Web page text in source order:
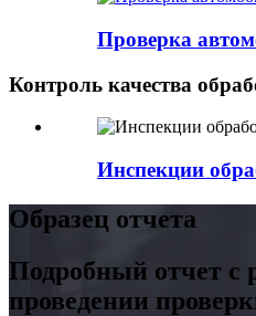
Проверка
Контроль качества
Инспекции
Образец отчета
Подробный отчет с
проведении